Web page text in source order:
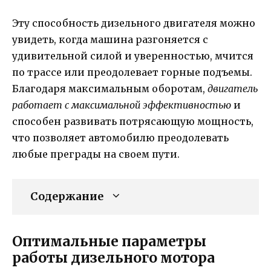
Эту способность дизельного двигателя можно
увидеть, когда машина разгоняется с
удивительной силой и уверенностью, мчится
по трассе или преодолевает горные подъемы.
Благодаря максимальным оборотам, двигатель
работает с максимальной эффективностью и
способен развивать потрясающую мощность,
что позволяет автомобилю преодолевать
любые преграды на своем пути.
Содержание
Оптимальные параметры
работы дизельного мотора